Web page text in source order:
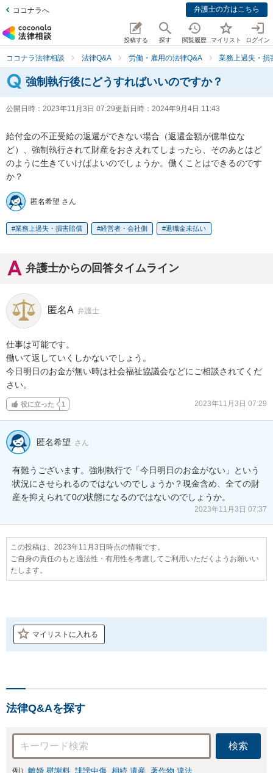
ココナラへ 弁護士の方はこちら
投稿する 探す 閲覧履歴 マイリスト ログイン
ココナラ法律相談 法律Q&A 労働・雇用の法律Q&A 業務上過失・損
強制執行後にどうすればいいのですか？
公開日時： 2023年11月3日 07:29更新日時： 2024年9月4日 11:43
給付金の不正受給の返還ができない場合（返還金額が億単位な
ど）、強制執行されて財産をおさえれてしまったら、そのあとはど
のように生きていけばよいのでしょうか。働くことはできるのです
か？
匿名希望 さん
業務上過失・損害賠償 経営者・会社側 退職金未払い
弁護士からの回答タイムライン
匿名A 弁護士
仕事は可能です。
働いて返していくしかないでしょう。
今日明日のお金が無い時は社会福祉協議会などにご相談されてくだ
さい。
役に立った 1 2023年11月3日 07:29
匿名希望 さん
有難うございます。強制執行で「今日明日のお金がない」という
状況にさせられるのではないのでしょうか？現金含め、全ての財
産を抑えられて0の状態になるのではないのでしょうか。
2023年11月3日 07:37
この投稿は、2023年11月3日時点の情報です。
ご自身の責任のもと適法性・有用性を考慮してご利用いただくようお願いい
たします。
マイリストに入れる
法律Q&Aを探す
検索
例） 離婚 慰謝料 誹謗中傷 相続 遺産 著作物 違法